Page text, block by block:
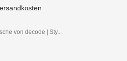
von decode | Sty...